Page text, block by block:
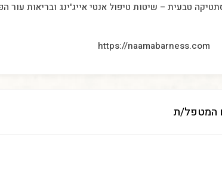
טבעית – שיטות טיפול אנטי אייג'ינג ובריאות עור
https://naamabarness.com
המטפל/ת